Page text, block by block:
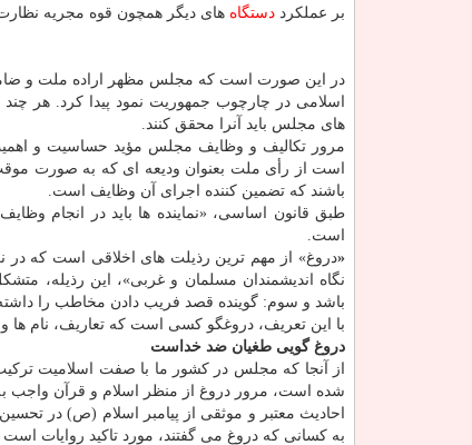
بر عملكرد دستگاه های دیگر همچون قوه مجریه
در این صورت است كه مجلس مظهر اراده ملت و
اسلامی در چارچوب جمهوریت نمود پیدا كرد. هر
های مجلس باید آنرا محقق كنند.
مرور تكالیف و وظایف مجلس مؤید حساسیت و
است از رأی ملت بعنوان ودیعه ای كه به صورت موقت
باشند كه تضمین كننده اجرای آن وظایف است.
طبق قانون اساسی، «نماینده ها باید در انجام
است.
«دروغ» از مهم ترین رذیلت های اخلاقی است كه در
نگاه اندیشمندان مسلمان و غربی»، این رذیله،
باشد و سوم: گوینده قصد فریب دادن مخاطب را
با این تعریف، دروغگو كسی است كه تعاریف، نام ها
دروغ ‎گویی طغیان ضد خداست
از آنجا كه مجلس در كشور ما با صفت اسلامیت
شده است، مرور دروغ از منظر اسلام و قرآن واجب
احادیث معتبر و موثقی از پیامبر اسلام (ص) در
به كسانی كه دروغ می گفتند، مورد تاكید روایات